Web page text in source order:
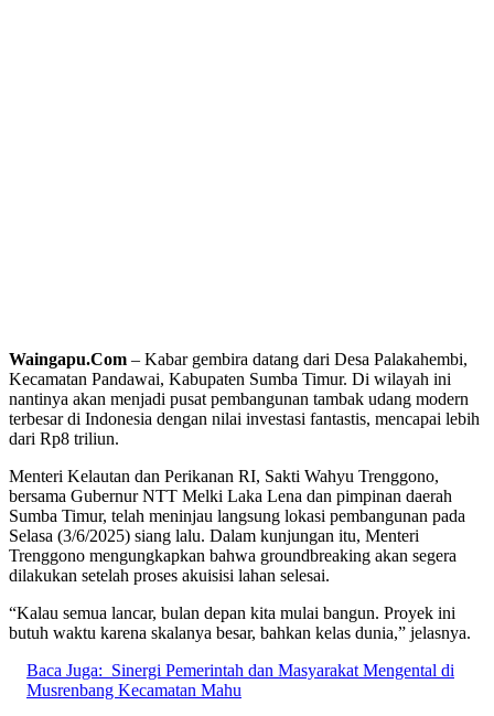
Waingapu.Com – Kabar gembira datang dari Desa Palakahembi,
Kecamatan Pandawai, Kabupaten Sumba Timur. Di wilayah ini
nantinya akan menjadi pusat pembangunan tambak udang modern
terbesar di Indonesia dengan nilai investasi fantastis, mencapai lebih
dari Rp8 triliun.
Menteri Kelautan dan Perikanan RI, Sakti Wahyu Trenggono,
bersama Gubernur NTT Melki Laka Lena dan pimpinan daerah
Sumba Timur, telah meninjau langsung lokasi pembangunan pada
Selasa (3/6/2025) siang lalu. Dalam kunjungan itu, Menteri
Trenggono mengungkapkan bahwa groundbreaking akan segera
dilakukan setelah proses akuisisi lahan selesai.
“Kalau semua lancar, bulan depan kita mulai bangun. Proyek ini
butuh waktu karena skalanya besar, bahkan kelas dunia,” jelasnya.
Baca Juga: Sinergi Pemerintah dan Masyarakat Mengental di
Musrenbang Kecamatan Mahu